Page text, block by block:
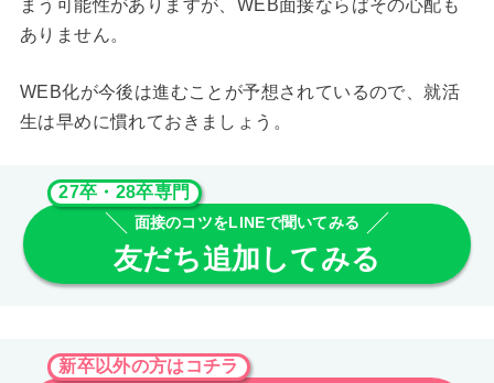
まう可能性がありますが、WEB面接ならばその心配も
ありません。
WEB化が今後は進むことが予想されているので、就活
生は早めに慣れておきましょう。
27卒・28卒専門
面接のコツをLINEで聞いてみる
友だち追加してみる
新卒以外の方はコチラ